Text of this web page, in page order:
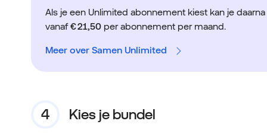
Als je een Unlimited abonnement kiest kan je
vanaf€ 21,50 per abonnement per maand.
Meer over Samen Unlimited
Kies je bundel